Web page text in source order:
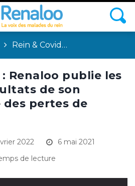
Rein & Covid…
: Renaloo publie les
de son
pertes de
2022
6 mai 2021
de lecture